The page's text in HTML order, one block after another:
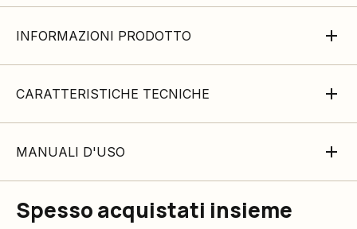
INFORMAZIONI PRODOTTO
CARATTERISTICHE TECNICHE
MANUALI D'USO
Spesso acquistati insieme